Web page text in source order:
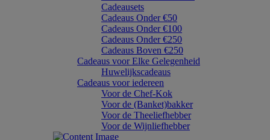
Cadeausets
Cadeaus Onder €50
Cadeaus Onder €100
Cadeaus Onder €250
Cadeaus Boven €250
Cadeaus voor Elke Gelegenheid
Huwelijkscadeaus
Cadeaus voor iedereen
Voor de Chef-Kok
Voor de (Banket)bakker
Voor de Theeliefhebber
Voor de Wijnliefhebber